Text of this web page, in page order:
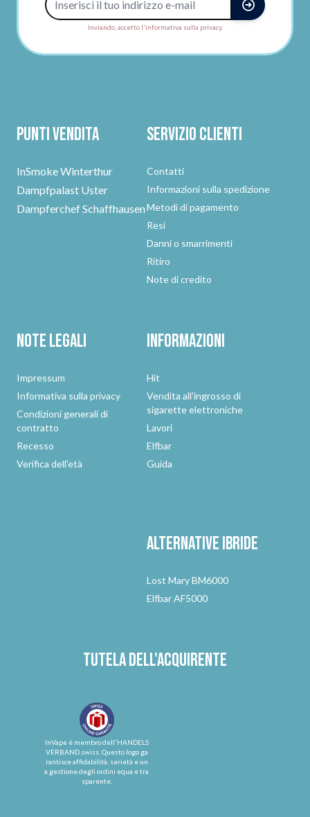
Inviando, accetto l'informativa sulla privacy.
Punti vendita
InSmoke Winterthur
Dampfpalast Uster
Dampferchef Schaffhausen
Servizio clienti
Contatti
Informazioni sulla spedizione
Metodi di pagamento
Resi
Danni o smarrimenti
Ritiro
Note di credito
Note legali
Impressum
Informativa sulla privacy
Condizioni generali di
contratto
Recesso
Verifica dell'età
Informazioni
Hit
Vendita all'ingrosso di
sigarette elettroniche
Lavori
Elfbar
Guida
Alternativeibride
Lost Mary BM6000
Elfbar AF5000
Tutela dell'acquirente
InVape è membro dell'HANDELS
VERBAND.swiss. Questo logo ga
rantisce affidabilità, serietà e un
a gestione degli ordini equa e tra
sparente.